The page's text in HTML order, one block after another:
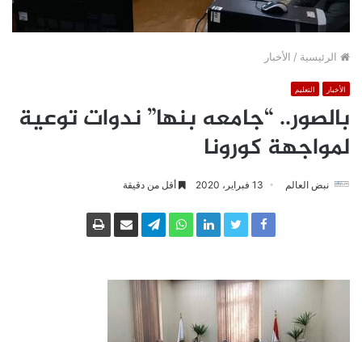
الرئيسية / الأخبار
الأخبار التعليم
بالصور.. “جامعه بنها” ندوات توعية
لمواجهة كورونا
نبض العالم 13 فبراير، 2020 أقل من دقيقة